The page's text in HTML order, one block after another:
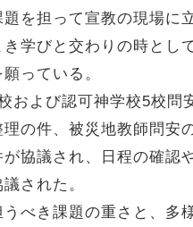
題を担って宣教の現場に
学びと交わりの時とし
っている。
および認可神学校5校問
の件、被災地教師問安
協議され、日程の確認
された。
べき課題の重さと、多